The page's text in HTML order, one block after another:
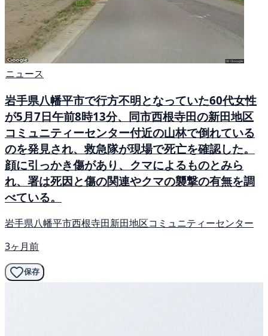
ニュース
岩手県八幡平市で行方不明となっていた60代女性
が5月7日午前8時13分、同市西根寺田の新田地区
コミュニティーセンター付近の山林で倒れている
のを発見され、救急隊が現場で死亡を確認した。
顔に引っかき傷があり、クマによるものとみら
れ、署は死因と傷の関連やクマの襲撃の有無を調
べている。
岩手県八幡平市西根寺田新田地区コミュニティーセンター
3ヶ月前
保存